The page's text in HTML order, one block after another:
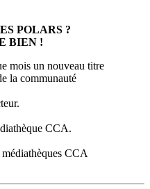
POLARS ?
BIEN !
mois un nouveau titre
la communauté
CCA.
CCA